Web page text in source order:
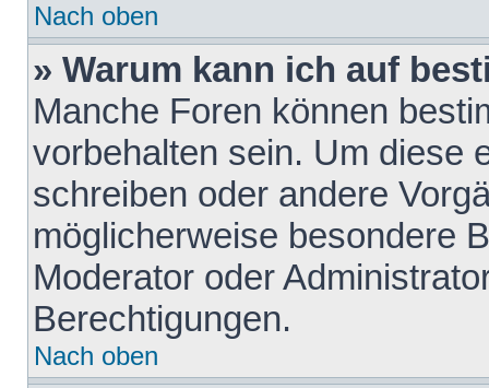
Nach oben
» Warum kann ich auf
Manche Foren können
vorbehalten sein. Um diese
schreiben oder andere
möglicherweise besondere
Moderator oder
Berechtigungen.
Nach oben